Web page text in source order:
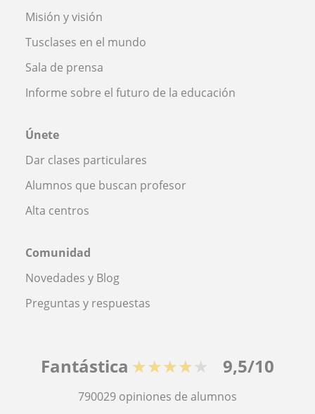
Misión y visión
Tusclases en el mundo
Sala de prensa
Informe sobre el futuro de la educación
Únete
Dar clases particulares
Alumnos que buscan profesor
Alta centros
Comunidad
Novedades y Blog
Preguntas y respuestas
Fantástica ★★★★★ 9,5/10
790029 opiniones de alumnos